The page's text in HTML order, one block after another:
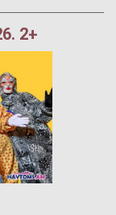
2+